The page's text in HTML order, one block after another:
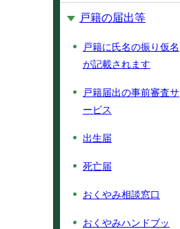
戸籍の届出等
戸籍に氏名の振り仮名
が記載されます
戸籍届出の事前審査サ
ービス
出生届
死亡届
おくやみ相談窓口
おくやみハンドブッ